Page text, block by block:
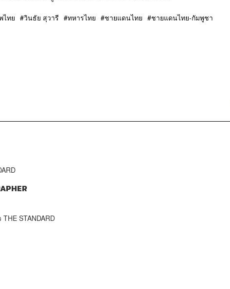
ไทย วินธัย สุวารี ทหารไทย ชายแดนไทย ชายแดนไทย-กัมพูชา
STANDARD